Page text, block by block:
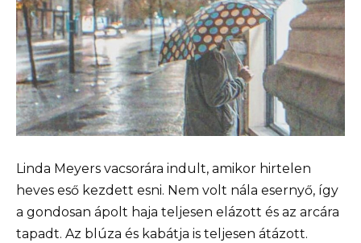
Linda Meyers vacsorára indult, amikor hirtelen
heves eső kezdett esni. Nem volt nála esernyő, így
a gondosan ápolt haja teljesen elázott és az arcára
tapadt. Az blúza és kabátja is teljesen átázott.